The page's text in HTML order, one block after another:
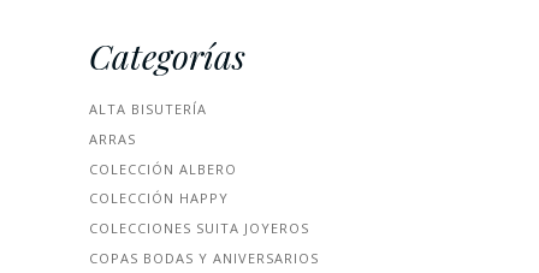
Categorías
ALTA BISUTERÍA
ARRAS
COLECCIÓN ALBERO
COLECCIÓN HAPPY
COLECCIONES SUITA JOYEROS
COPAS BODAS Y ANIVERSARIOS